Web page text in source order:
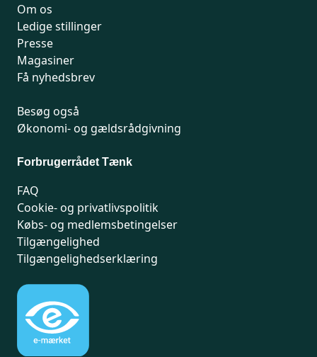
Om os
Ledige stillinger
Presse
Magasiner
Få nyhedsbrev
Besøg også
Økonomi- og gældsrådgivning
Forbrugerrådet Tænk
FAQ
Cookie- og privatlivspolitik
Købs- og medlemsbetingelser
Tilgængelighed
Tilgængelighedserklæring